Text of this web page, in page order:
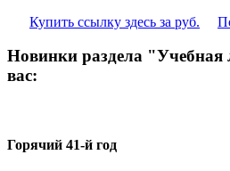
Купить ссылку здесь за руб.
Новинки раздела "Учебная
вас:
Горячий 41-й год